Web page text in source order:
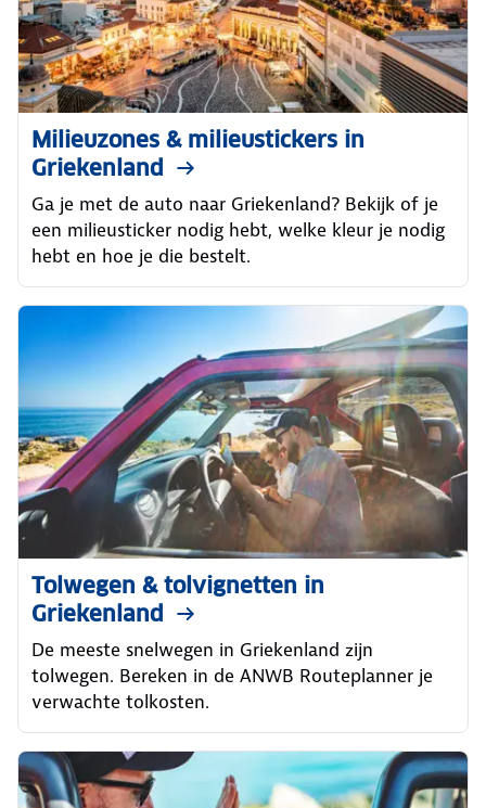
Milieuzones & milieustickers in
Griekenland
Ga je met de auto naar Griekenland? Bekijk of je
een milieusticker nodig hebt, welke kleur je nodig
hebt en hoe je die bestelt.
Tolwegen & tolvignetten in
Griekenland
De meeste snelwegen in Griekenland zijn
tolwegen. Bereken in de ANWB Routeplanner je
verwachte tolkosten.